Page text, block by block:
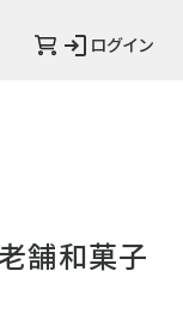
ログイン
舗和菓子